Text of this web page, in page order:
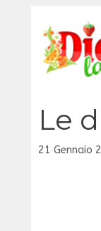
contenuto
Le
21 Gennaio